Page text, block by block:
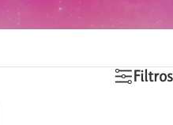
de Bordado - Nome Josué
Filtros